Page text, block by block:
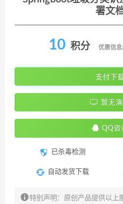
署文
10 积分 优惠信息:
支付下
暂无
QQ咨
已杀毒检测
自动发货下载
特别声明：原创产品提供以上